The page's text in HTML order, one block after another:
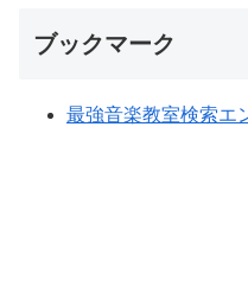
ブックマーク
最強音楽教室検索エ